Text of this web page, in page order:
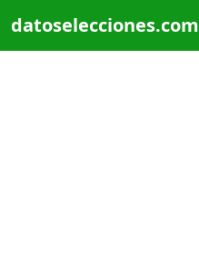
datoselecciones.com